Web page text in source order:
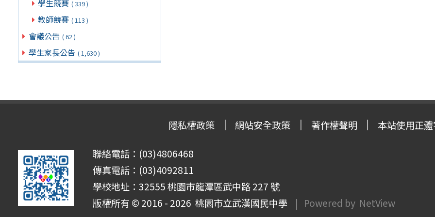
學生競賽 ( 339 )
教師競賽 ( 113 )
會議公告 ( 62 )
學生家長公告 ( 1,630 )
隱私權政策 網站安全政策 著作權聲明 本站使用正
聯絡電話：(03)4806468
傳真電話：(03)4092811
學校地址：32555 桃園市龍潭區武中路 227 號
版權所有 © 2016 - 2026 桃園市立武漢國民中學 | Powered by NetView